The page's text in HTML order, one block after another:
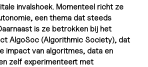
invalshoek. Momenteel richt ze
een thema dat steeds
is ze betrokken bij het
AlgoSoc (Algorithmic Society), dat
impact van algoritmes, data en
zelf experimenteert met